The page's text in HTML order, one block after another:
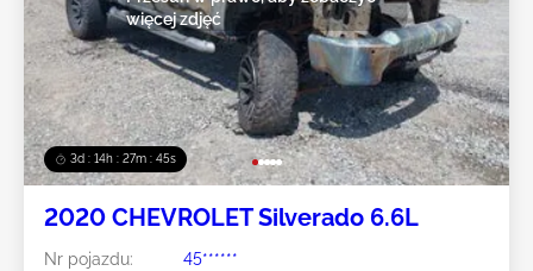
3d : 14h : 27m : 43s
więcej zdjęć
2020 CHEVROLET Silverado 6.6L
Nr pojazdu:
45******